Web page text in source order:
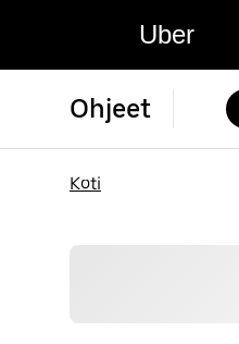
Uber
Ohjeet
Koti